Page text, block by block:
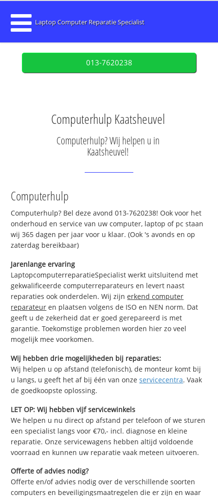
Laptop Computer Reparatie Specialist
013-7620238
Computerhulp Kaatsheuvel
Computerhulp? Wij helpen u in
Kaatsheuvel!
Computerhulp
Computerhulp? Bel deze avond 013-7620238! Ook voor het
onderhoud en service van uw computer, laptop of pc staan
wij 365 dagen per jaar voor u klaar. (Ook 's avonds en op
zaterdag bereikbaar)
Jarenlange ervaring
LaptopcomputerreparatieSpecialist werkt uitsluitend met
gekwalificeerde computerreparateurs en levert naast
reparaties ook onderdelen. Wij zijnerkend computer
reparateur en plaatsen volgens de ISO en NEN norm. Dat
geeft u de zekerheid dat er goed gerepareerd is met
garantie. Toekomstige problemen worden hier zo veel
mogelijk mee voorkomen.
Wij hebben drie mogelijkheden bij reparaties:
Wij helpen u op afstand (telefonisch), de monteur komt bij
u langs, u geeft het af bij één van onzeservicecentra. Vaak
de goedkoopste oplossing.
LET OP: Wij hebben vijf servicewinkels
We helpen u nu direct op afstand per telefoon of we sturen
een specialist langs voor €70,- incl. diagnose en kleine
reparatie. Onze servicewagens hebben altijd voldoende
voorraad en kunnen uw reparatie vaak meteen uitvoeren.
Offerte of advies nodig?
Offerte en/of advies nodig over de verschillende soorten
computers en beveiligingsmaatregelen die er zijn en waar